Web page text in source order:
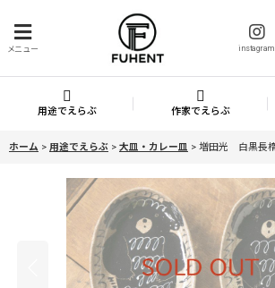
メニュー instagram
用途でえらぶ 作家でえらぶ
ホーム > 用途でえらぶ > 大皿・カレー皿 > 増田光 白黒長